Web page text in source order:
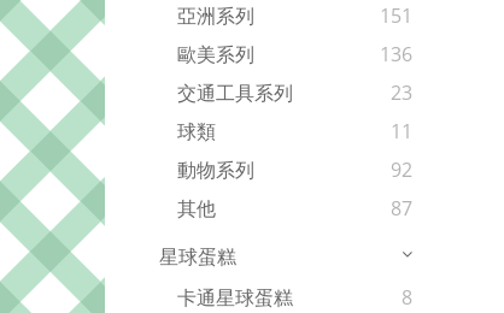
亞洲系列
151
歐美系列
136
交通工具系列
23
球類
11
動物系列
92
其他
87
星球蛋糕
卡通星球蛋糕
8